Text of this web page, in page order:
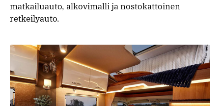
matkailuauto, alkovimalli ja nostokattoinen
retkeilyauto.